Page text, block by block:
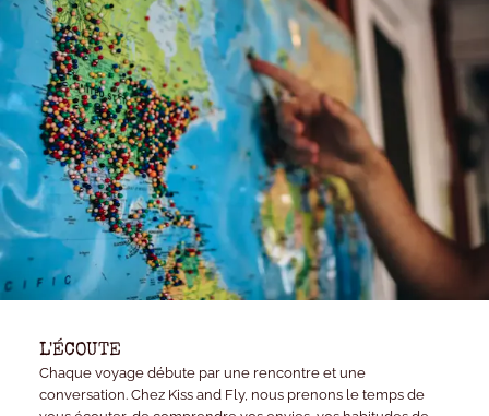
L'ÉCOUTE
Chaque voyage débute par une rencontre et une
conversation. Chez Kiss and Fly, nous prenons le temps de